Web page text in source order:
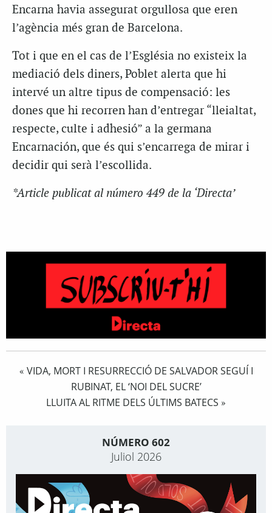
Encarna havia assegurat orgullosa que eren
l’agència més gran de Barcelona.
Tot i que en el cas de l’Església no existeix la
mediació dels diners, Poblet alerta que hi
intervé un altre tipus de compensació: les
dones que hi recorren han d’entregar “lleialtat,
respecte, culte i adhesió” a la germana
Encarnación, que és qui s’encarrega de mirar i
decidir qui serà l’escollida.
*Article publicat al número 449 de la ‘Directa’
« VIDA, MORT I RESURRECCIÓ DE SALVADOR SEGUÍ I
RUBINAT, EL ‘NOI DEL SUCRE’
LLUITA AL RITME DELS ÚLTIMS BATECS »
NÚMERO 602
Juliol 2026